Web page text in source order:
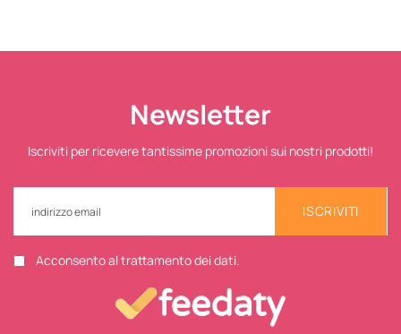
Newsletter
Iscriviti per ricevere tantissime promozioni sui nostri prodotti!
ISCRIVITI
Acconsento al trattamento dei dati.